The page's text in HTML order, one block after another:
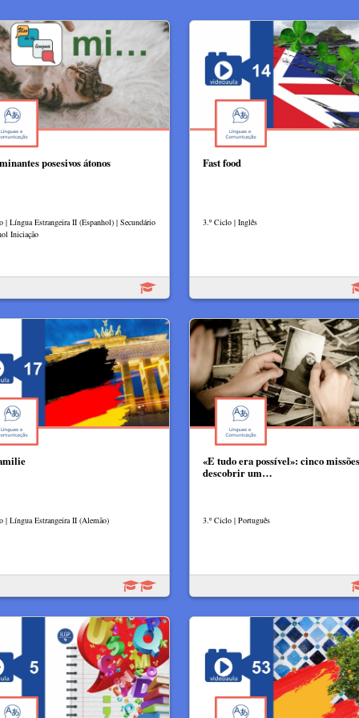
posesivos átonos
| Língua Estrangeira II (Espanhol) | Secundário
Iniciação
Fast food
3.º Ciclo | Inglês
| Língua Estrangeira II (Alemão)
«E tudo era possível»: cinco
descobrir um…
3.º Ciclo | Português